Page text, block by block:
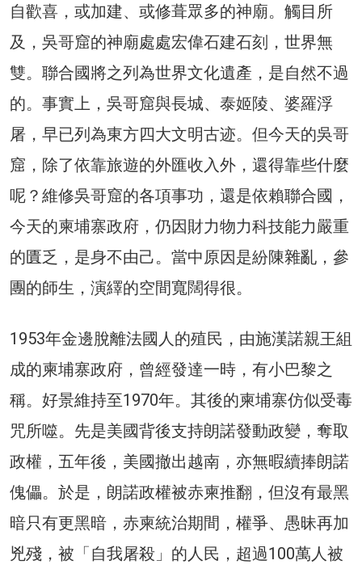
自歡喜，或加建、或修葺眾多的神廟。觸目所
及，吳哥窟的神廟處處宏偉石建石刻，世界無
雙。聯合國將之列為世界文化遺產，是自然不過
的。事實上，吳哥窟與長城、泰姬陵、婆羅浮
屠，早已列為東方四大文明古迹。但今天的吳哥
窟，除了依靠旅遊的外匯收入外，還得靠些什麼
呢？維修吳哥窟的各項事功，還是依賴聯合國，
今天的柬埔寨政府，仍因財力物力科技能力嚴重
的匱乏，是身不由己。當中原因是紛陳雜亂，參
團的師生，演繹的空間寬闊得很。
1953年金邊脫離法國人的殖民，由施漢諾親王組
成的柬埔寨政府，曾經發達一時，有小巴黎之
稱。好景維持至1970年。其後的柬埔寨仿似受毒
咒所噬。先是美國背後支持朗諾發動政變，奪取
政權，五年後，美國撤出越南，亦無暇續捧朗諾
傀儡。於是，朗諾政權被赤柬推翻，但沒有最黑
暗只有更黑暗，赤柬統治期間，權爭、愚昧再加
兇殘，被「自我屠殺」的人民，超過100萬人被